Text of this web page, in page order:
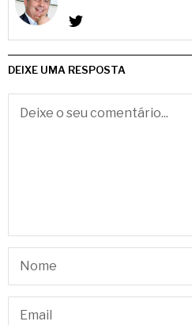
DEIXE UMA RESPOSTA